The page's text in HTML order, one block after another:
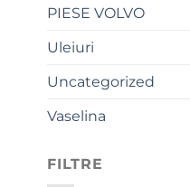
PIESE VOLVO
Uleiuri
Uncategorized
Vaselina
FILTRE